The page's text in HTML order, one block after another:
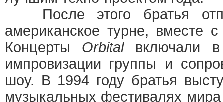
После этого братья
американское турне,
Концерты Orbitalвключали в
импровизации группы и
шоу. В 1994 году братья
музыкальных фестивалях